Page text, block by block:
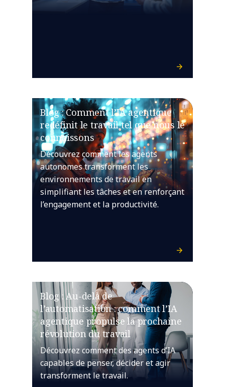
Blog : Comment l’IA agentique
redéfinit le travail tel que nous le
connaissons
Découvrez comment les agents
autonomes transforment les
environnements de travail en
simplifiant les tâches et en renforçant
l’engagement et la productivité.
Blog : Au-delà de
l’automatisation : comment l’IA
agentique propulse la prochaine
révolution du travail
Découvrez comment des agents d’IA
capables de penser, décider et agir
transforment le travail.